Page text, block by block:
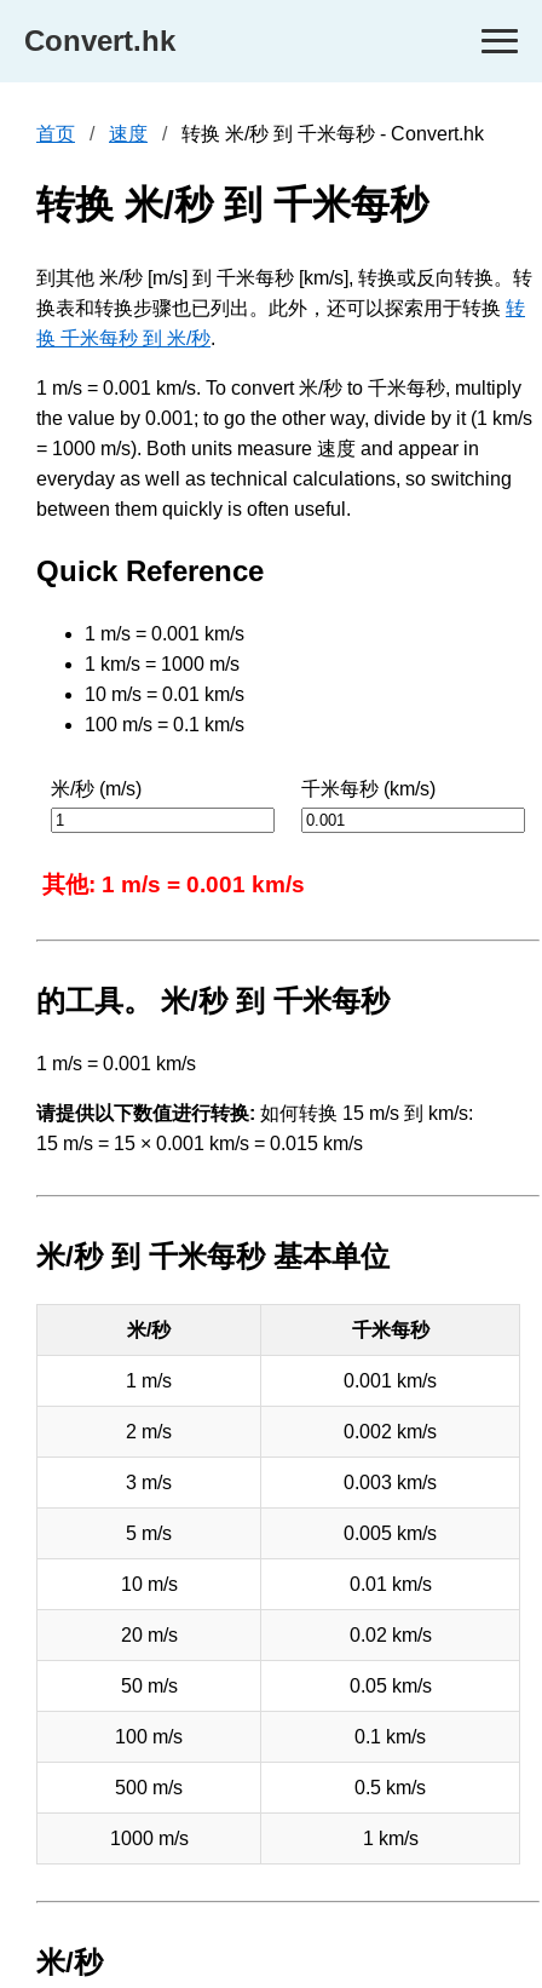
Convert.hk
首页 速度 转换 米/秒 到 千米每秒 - Convert.hk
转换 米/秒 到 千米每秒
到其他 米/秒 [m/s] 到 千米每秒 [km/s], 转换或反向转换。转
换表和转换步骤也已列出。此外，还可以探索用于转换 转
换 千米每秒 到 米/秒.
1 m/s = 0.001 km/s. To convert 米/秒 to 千米每秒, multiply
the value by 0.001; to go the other way, divide by it (1 km/s
= 1000 m/s). Both units measure 速度 and appear in
everyday as well as technical calculations, so switching
between them quickly is often useful.
Quick Reference
1 m/s = 0.001 km/s
1 km/s = 1000 m/s
10 m/s = 0.01 km/s
100 m/s = 0.1 km/s
米/秒 (m/s) 千米每秒 (km/s)
其他: 1 m/s = 0.001 km/s
的工具。 米/秒 到 千米每秒
1 m/s = 0.001 km/s
请提供以下数值进行转换: 如何转换 15 m/s 到 km/s:
15 m/s = 15 × 0.001 km/s = 0.015 km/s
米/秒 到 千米每秒 基本单位
米/秒 千米每秒
1 m/s 0.001 km/s
2 m/s 0.002 km/s
3 m/s 0.003 km/s
5 m/s 0.005 km/s
10 m/s 0.01 km/s
20 m/s 0.02 km/s
50 m/s 0.05 km/s
100 m/s 0.1 km/s
500 m/s 0.5 km/s
1000 m/s 1 km/s
米/秒